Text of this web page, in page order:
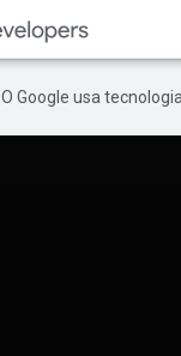
O Google usa